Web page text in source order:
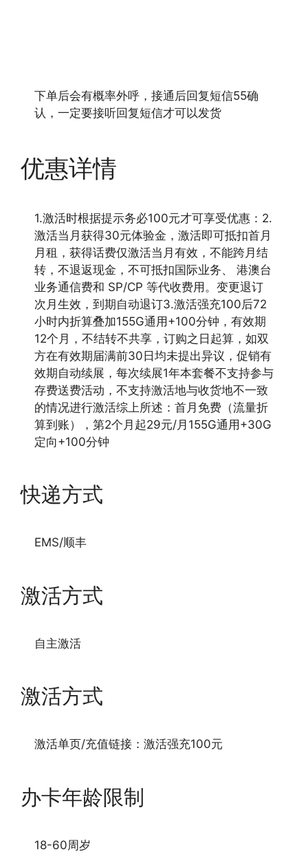
下单后会有概率外呼，接通后回复短信55确
认，一定要接听回复短信才可以发货
优惠详情
1.激活时根据提示务必100元才可享受优惠：2.
激活当月获得30元体验金，激活即可抵扣首月
月租，获得话费仅激活当月有效，不能跨月结
转，不退返现金，不可抵扣国际业务、 港澳台
业务通信费和 SP/CP 等代收费用。变更退订
次月生效，到期自动退订3.激活强充100后72
小时内折算叠加155G通用+100分钟，有效期
12个月，不结转不共享，订购之日起算，如双
方在有效期届满前30日均未提出异议，促销有
效期自动续展，每次续展1年本套餐不支持参与
存费送费活动，不支持激活地与收货地不一致
的情况进行激活综上所述：首月免费（流量折
算到账），第2个月起29元/月155G通用+30G
定向+100分钟
快递方式
EMS/顺丰
激活方式
自主激活
激活方式
激活单页/充值链接：激活强充100元
办卡年龄限制
18-60周岁